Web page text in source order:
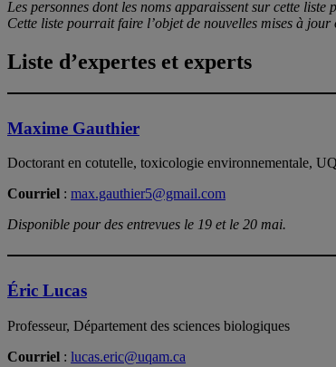
Les personnes dont les noms apparaissent sur cette
Cette liste pourrait faire l’objet de nouvelles mises à jour
Liste d’expertes et experts
Maxime Gauthier
Doctorant en cotutelle, toxicologie environnementale,
Courriel : max.gauthier5@gmail.com
Disponible pour des entrevues le 19 et le 20 mai.
Éric Lucas
Professeur, Département des sciences biologiques
Courriel : lucas.eric@uqam.ca